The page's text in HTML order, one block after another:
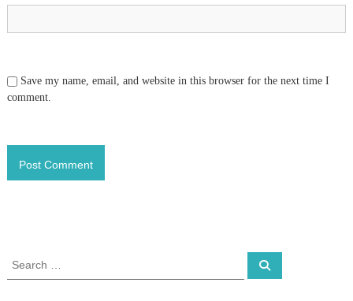
Save my name, email, and website in this browser for the next time I
comment.
S